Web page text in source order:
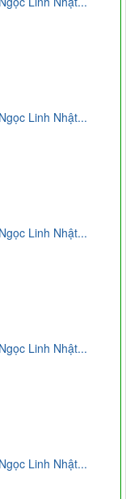
Linh Nhật...
Linh Nhật...
Linh Nhật...
Linh Nhật...